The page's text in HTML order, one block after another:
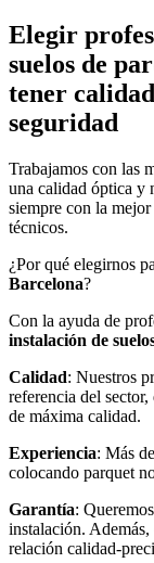
Elegir
suelos de
tener
seguridad
Trabajamos con las
una calidad óptica y
siempre con la
técnicos.
¿Por qué elegirnos
Barcelona?
Con la ayuda de
instalación de
Calidad: Nuestros
referencia del
de máxima calidad.
Experiencia: Más
colocando parquet
Garantía:
instalación.
relación calidad-